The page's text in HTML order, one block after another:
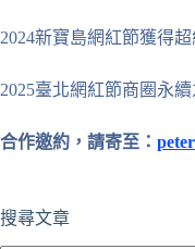
2024新寶島網紅節獲得
2025臺北網紅節商圈永
合作邀約，請寄至：
搜尋文章